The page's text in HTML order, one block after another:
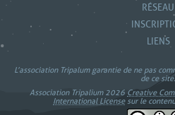
RÉSEAU
LIENS
L’association Tripalum garantie de ne pas
de ce site.
Association Tripalium 2026 Creative
International Licensesur le